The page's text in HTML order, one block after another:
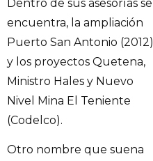
Dentro de sus asesorías se
encuentra, la ampliación
Puerto San Antonio (2012)
y los proyectos Quetena,
Ministro Hales y Nuevo
Nivel Mina El Teniente
(Codelco).
Otro nombre que suena